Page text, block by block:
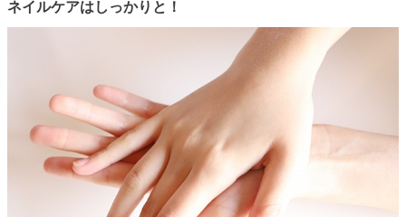
ネイルケアはしっかりと！